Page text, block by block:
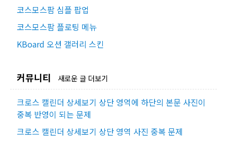
코스모스팜 심플 팝업
코스모스팜 플로팅 메뉴
KBoard 오션 갤러리 스킨
커뮤니티 새로운 글 더보기
크로스 캘린더 상세보기 상단 영역에 하단의 본문 사진이
중복 반영이 되는 문제
크로스 캘린더 상세보기 상단 영역 사진 중복 문제